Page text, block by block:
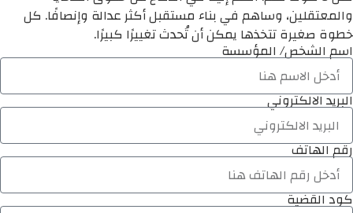
والمعتقلين، وساهم في بناء مستقبل أكثر عدالة وإنصافًا. كل
خطوة صغيرة تتخذها يمكن أن تُحدث تغييرًا كبيرًا.
اسم الشخص/ المؤسسة
البريد الالكتروني
رقم الهاتف
كود القضية